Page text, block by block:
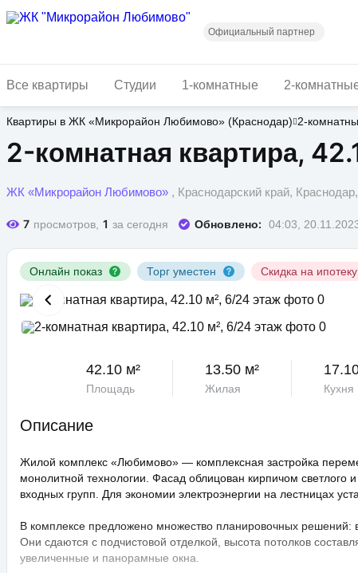
Официальный партнер
Все квартиры Студии 1-комнатные 2-
Квартиры в ЖК «Микрорайон Любимово» (Краснодар) 2-
2-комнатная квартира,
ЖК «Микрорайон Любимово» , Краснодарский край,
7 просмотров, 1 за сегодня Обновлено: 04:03,
Онлайн показ Торг уместен Скидка на
42.10 м²
Площадь
13.50 м²
Жилая Кухня
Описание
Жилой комплекс «Любимово» — комплексная застройка
монолитной технологии. Фасад облицован кирпичом светлого
входных групп. Для экономии электроэнергии на лестницах
В комплексе предложено множество планировочных решений:
Они сдаются с подчистовой отделкой, высота потолков
увеличенные и панорамные окна.